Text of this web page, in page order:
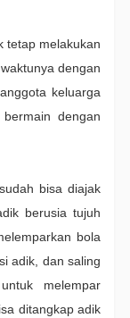
tetap melakukan
dengan
keluarga
dengan
bisa diajak
berusia tujuh
bola
adik, dan saling
melempar
ditangkap adik